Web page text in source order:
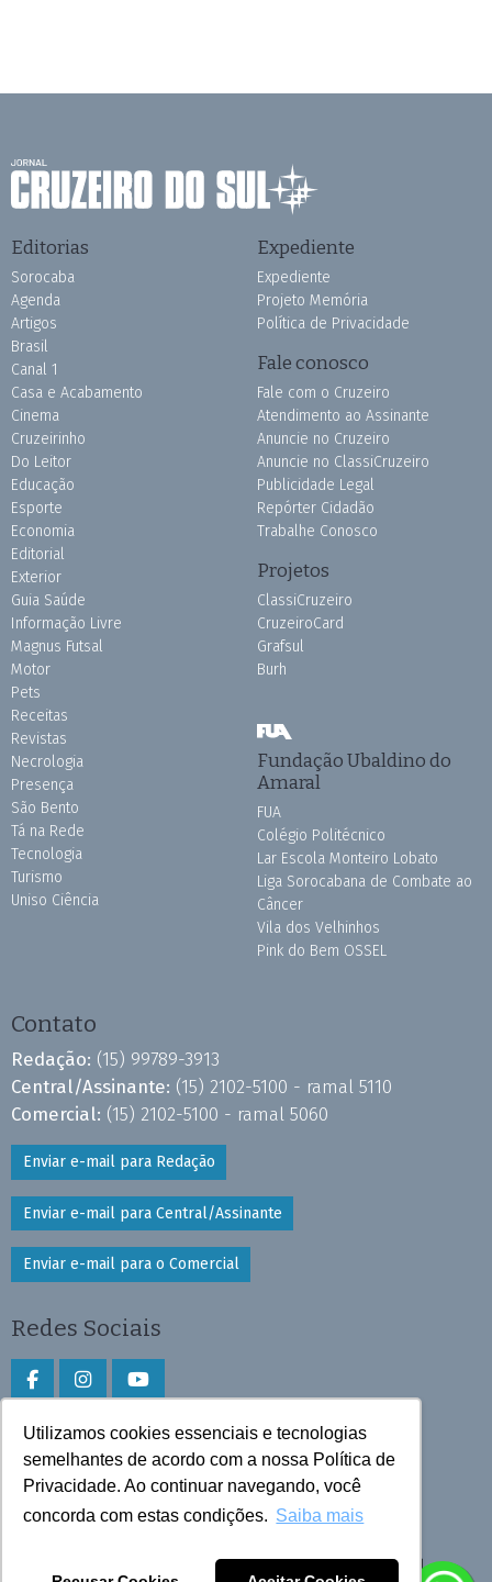
Utilizamos cookies essenciais e tecnologias
semelhantes de acordo com a nossa Política de
Privacidade. Ao continuar navegando, você
concorda com estas condições. Saiba mais
Editorias
Sorocaba
Agenda
Artigos
Brasil
Canal 1
Casa e Acabamento
Cinema
Cruzeirinho
Do Leitor
Educação
Esporte
Economia
Editorial
Exterior
Guia Saúde
Informação Livre
Magnus Futsal
Motor
Pets
Receitas
Revistas
Necrologia
Presença
São Bento
Tá na Rede
Tecnologia
Turismo
Uniso Ciência
Expediente
Expediente
Projeto Memória
Política de Privacidade
Fale conosco
Fale com o Cruzeiro
Atendimento ao Assinante
Anuncie no Cruzeiro
Anuncie no ClassiCruzeiro
Publicidade Legal
Repórter Cidadão
Trabalhe Conosco
Projetos
ClassiCruzeiro
CruzeiroCard
Grafsul
Burh
Fundação Ubaldino do
Amaral
FUA
Colégio Politécnico
Lar Escola Monteiro Lobato
Liga Sorocabana de Combate ao
Câncer
Vila dos Velhinhos
Pink do Bem OSSEL
Contato
Redação: (15) 99789-3913
Central/Assinante: (15) 2102-5100 - ramal 5110
Comercial: (15) 2102-5100 - ramal 5060
Enviar e-mail para Redação
Enviar e-mail para Central/Assinante
Enviar e-mail para o Comercial
Redes Sociais
Faça download do aplicativo
Play Store e App Store
Todos os direitos reservados © 2025 Cruzeiro do Sul